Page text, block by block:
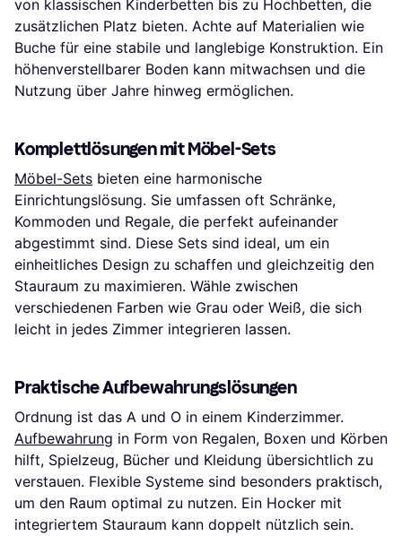
von klassischen Kinderbetten bis zu Hochbetten, die
zusätzlichen Platz bieten. Achte auf Materialien wie
Buche für eine stabile und langlebige Konstruktion. Ein
höhenverstellbarer Boden kann mitwachsen und die
Nutzung über Jahre hinweg ermöglichen.
Komplettlösungen mit Möbel-Sets
Möbel-Sets bieten eine harmonische
Einrichtungslösung. Sie umfassen oft Schränke,
Kommoden und Regale, die perfekt aufeinander
abgestimmt sind. Diese Sets sind ideal, um ein
einheitliches Design zu schaffen und gleichzeitig den
Stauraum zu maximieren. Wähle zwischen
verschiedenen Farben wie Grau oder Weiß, die sich
leicht in jedes Zimmer integrieren lassen.
Praktische Aufbewahrungslösungen
Ordnung ist das A und O in einem Kinderzimmer.
Aufbewahrung in Form von Regalen, Boxen und Körben
hilft, Spielzeug, Bücher und Kleidung übersichtlich zu
verstauen. Flexible Systeme sind besonders praktisch,
um den Raum optimal zu nutzen. Ein Hocker mit
integriertem Stauraum kann doppelt nützlich sein.